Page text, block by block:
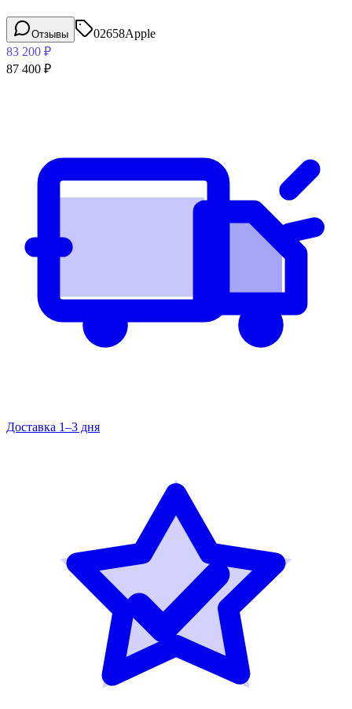
Отзывы 02658Apple
83 200 ₽
87 400 ₽
Доставка 1–3 дня